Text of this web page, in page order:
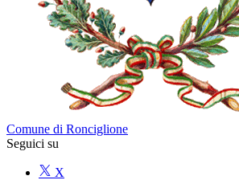
Comune di Ronciglione
Seguici su
X